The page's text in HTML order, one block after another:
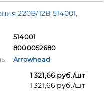
220В/12В 514001,
514001
8000052680
Arrowhead
1 321,66 руб./шт
1 321,66 руб./шт